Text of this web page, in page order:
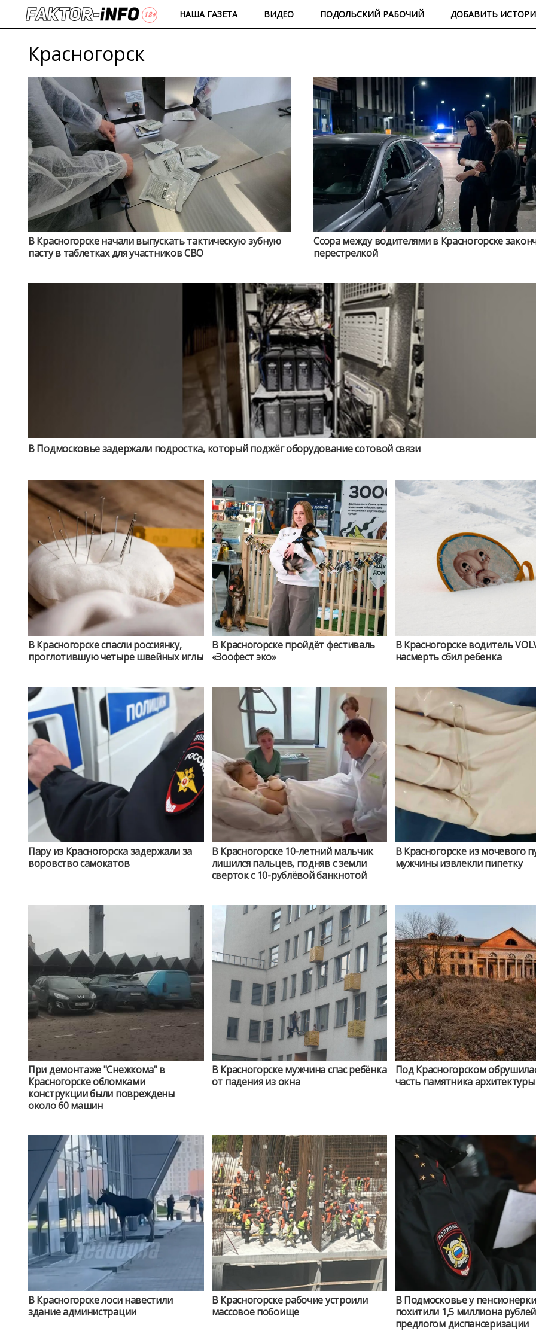
НАША ГАЗЕТА ВИДЕО ПОДОЛЬСКИЙ РАБОЧИЙ ДОБАВИТЬ
Красногорск
В Красногорске начали выпускать тактическую зубную
пасту в таблетках для участников СВО
Ссора между водителями в Красногорске
перестрелкой
В Подмосковье задержали подростка, который поджёг оборудование сотовой связи
В Красногорске спасли россиянку,
проглотившую четыре швейных иглы
В Красногорске пройдёт фестиваль
«Зоофест эко»
В Красногорске водитель
насмерть сбил ребенка
Пару из Красногорска задержали за
воровство самокатов
В Красногорске 10-летний мальчик
лишился пальцев, подняв с земли
сверток с 10-рублёвой банкнотой
В Красногорске из мочевого
мужчины извлекли пипетку
При демонтаже "Снежкома" в
Красногорске обломками
конструкции были повреждены
около 60 машин
В Красногорске мужчина спас ребёнка
от падения из окна
Под Красногорском
часть памятника архитектуры
В Красногорске лоси навестили
здание администрации
В Красногорске рабочие устроили
массовое побоище
В Подмосковье у пенсионерки
похитили 1,5 миллиона
предлогом диспансеризации